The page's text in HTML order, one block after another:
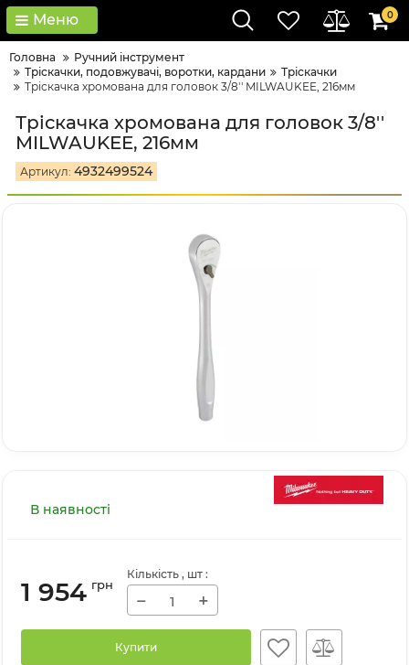
Меню 0
Головна
Ручний інструмент
Тріскачки, подовжувачі, воротки, кардани
Тріскачки
Тріскачка хромована для головок 3/8'' MILWAUKEE, 216мм
Тріскачка хромована для головок 3/8''
MILWAUKEE, 216мм
Артикул: 4932499524
В наявності
1 954 грн
Кількість , шт :
− +
Купити